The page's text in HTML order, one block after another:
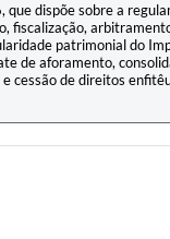
dispõe sobre a
fiscalização,
patrimonial do
de aforamento,
cessão de direitos